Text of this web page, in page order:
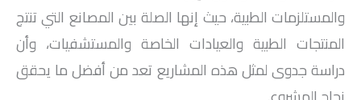
والمستلزمات الطبية، حيث إنها الصلة بين المصانع التي تنتج
المنتجات الطبية والعيادات الخاصة والمستشفيات، وأن
دراسة جدوى لمثل هذه المشاريع تعد من أفضل ما يحقق